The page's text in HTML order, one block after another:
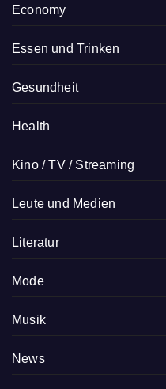
Economy
Essen und Trinken
Gesundheit
Health
Kino / TV / Streaming
Leute und Medien
Literatur
Mode
Musik
News